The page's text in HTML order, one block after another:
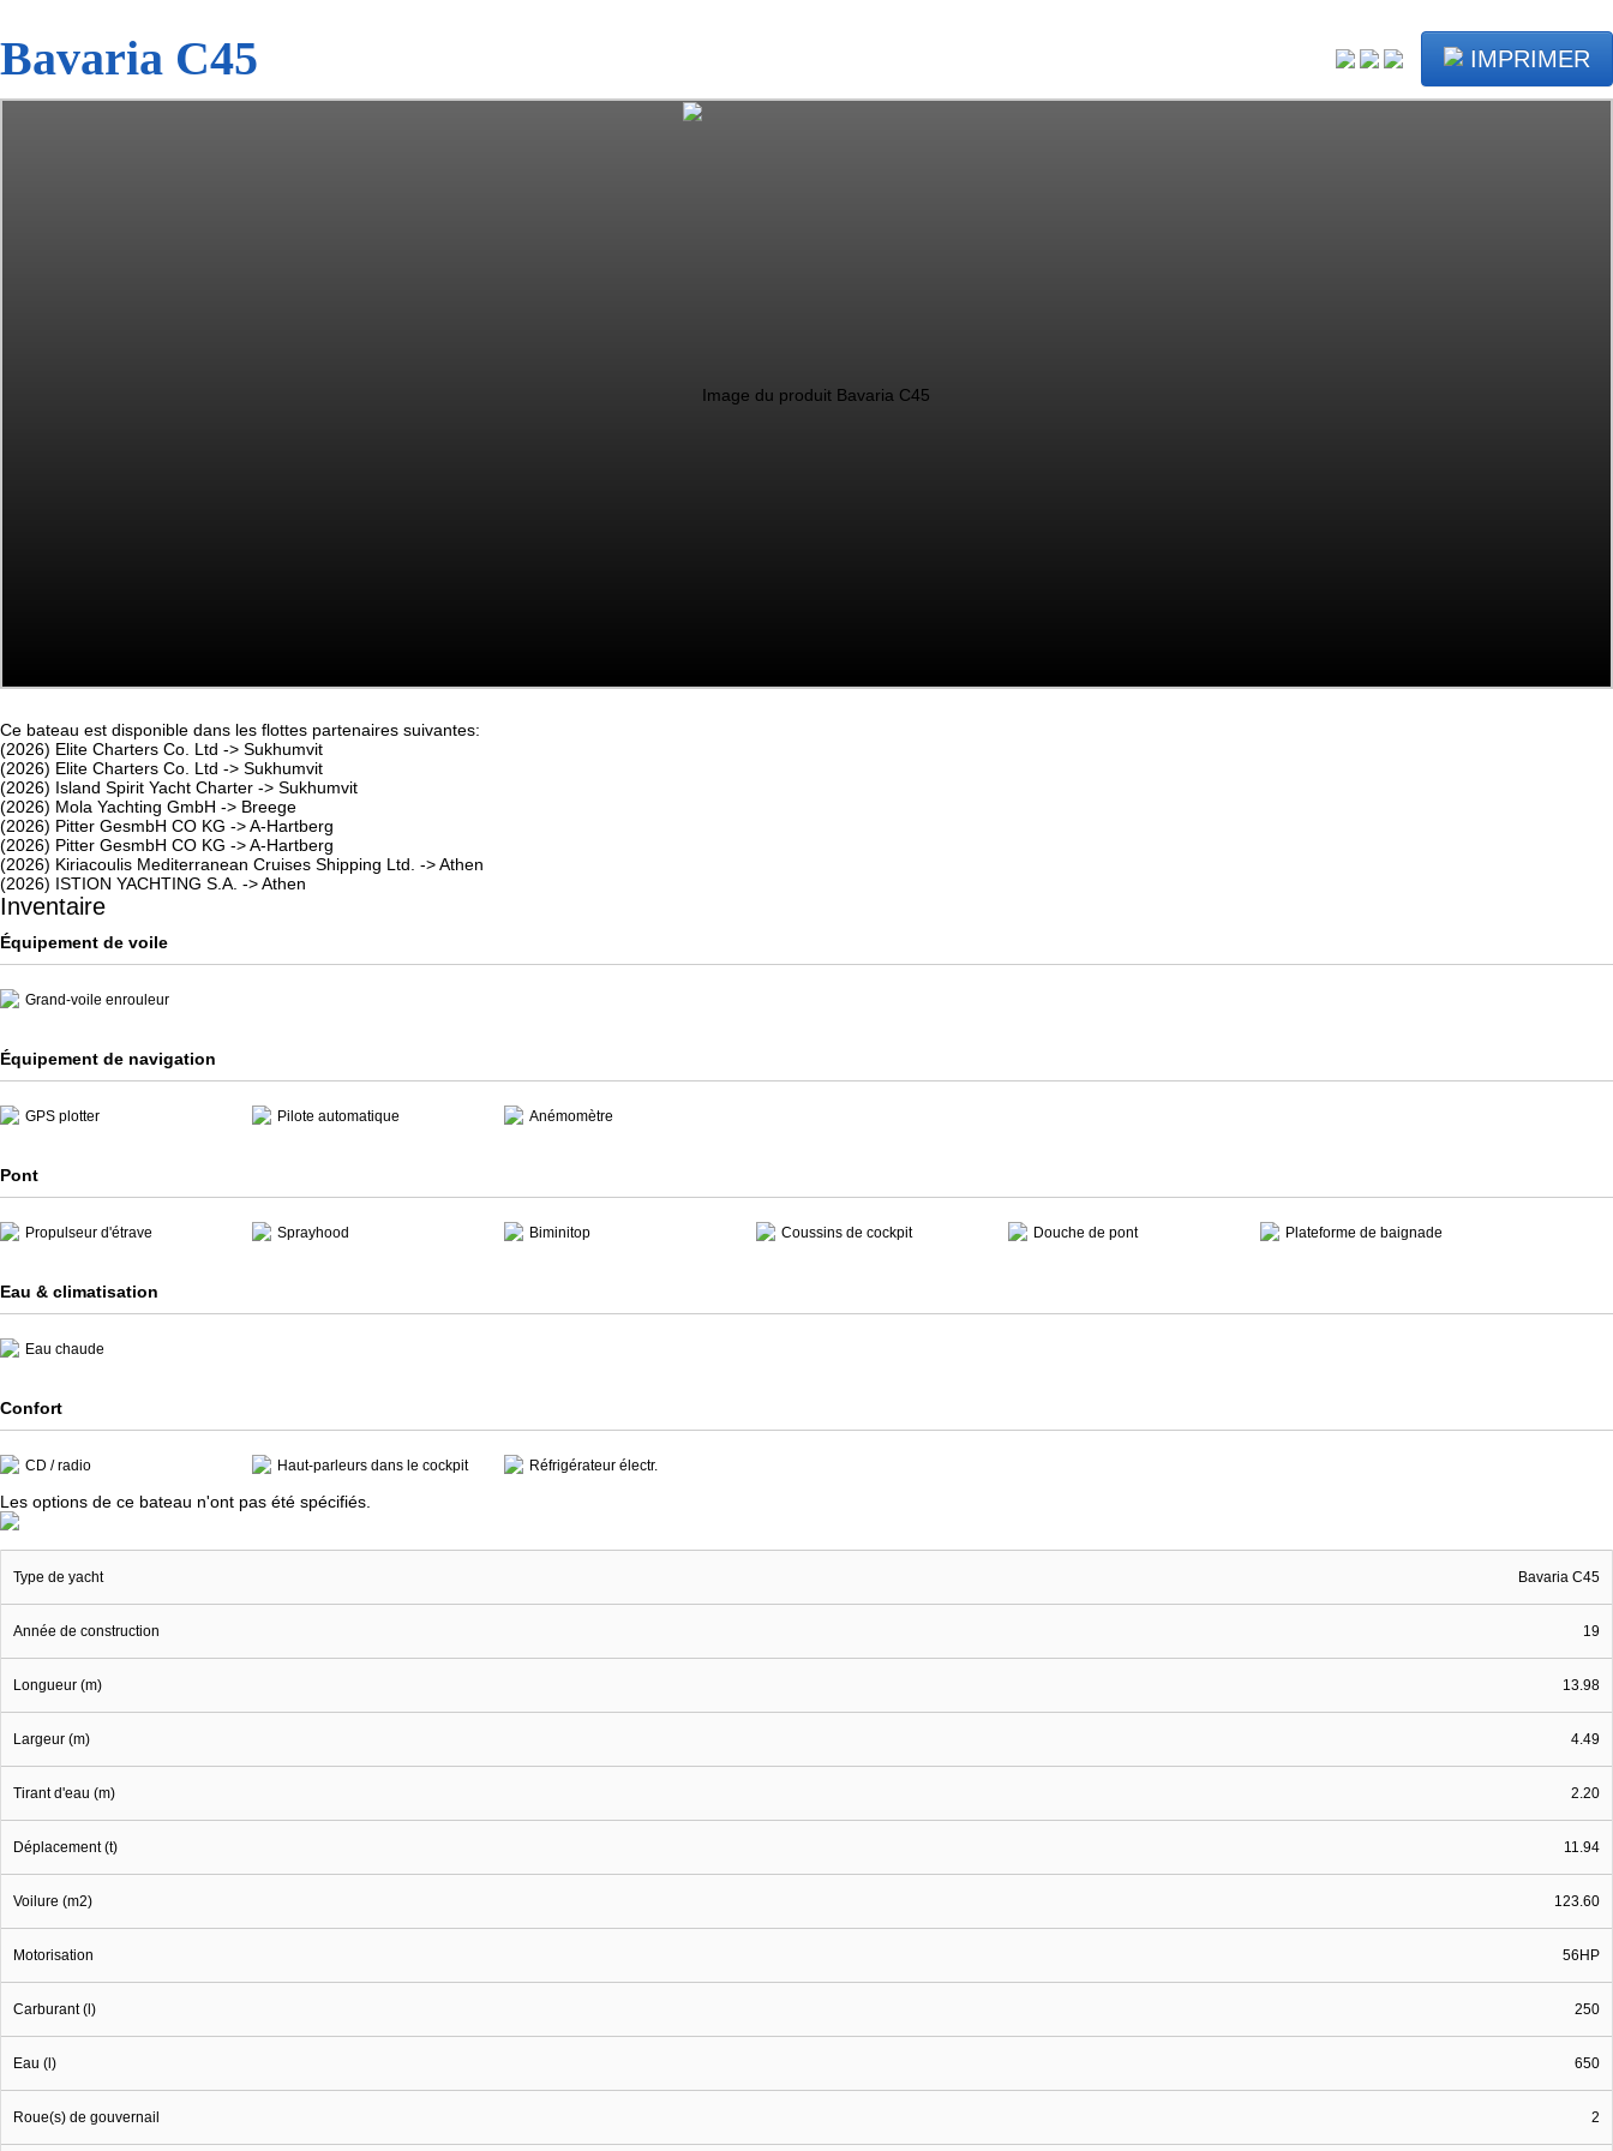
Bavaria C45 IMPRIMER
Ce bateau est disponible dans les flottes partenaires suivantes:
(2026) Elite Charters Co. Ltd -> Sukhumvit
(2026) Elite Charters Co. Ltd -> Sukhumvit
(2026) Island Spirit Yacht Charter -> Sukhumvit
(2026) Mola Yachting GmbH -> Breege
(2026) Pitter GesmbH CO KG -> A-Hartberg
(2026) Pitter GesmbH CO KG -> A-Hartberg
(2026) Kiriacoulis Mediterranean Cruises Shipping Ltd. -> Athen
(2026) ISTION YACHTING S.A. -> Athen
Inventaire
Équipement de voile
Grand-voile enrouleur
Équipement de navigation
GPS plotter Pilote automatique Anémomètre
Pont
Propulseur d'étrave Sprayhood Biminitop Coussins de cockpit Douche de pont Plateforme de baignade
Eau & climatisation
Eau chaude
Confort
CD / radio Haut-parleurs dans le cockpit Réfrigérateur électr.
Les options de ce bateau n'ont pas été spécifiés.
Type de yacht Bavaria C45
Année de construction 19
Longueur (m) 13.98
Largeur (m) 4.49
Tirant d'eau (m) 2.20
Déplacement (t) 11.94
Voilure (m2) 123.60
Motorisation 56HP
Carburant (l) 250
Eau (l) 650
Roue(s) de gouvernail 2